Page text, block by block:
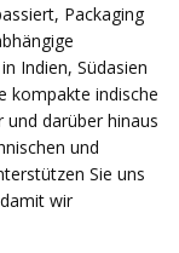
Packaging
Indien, Südasien
kompakte indische
und darüber hinaus
und
Sie uns
wir